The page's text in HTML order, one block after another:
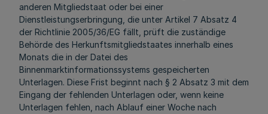
anderen Mitgliedstaat oder bei einer
Dienstleistungserbringung, die unter Artikel 7 Absatz 4
der Richtlinie 2005/36/EG fällt, prüft die zuständige
Behörde des Herkunftsmitgliedstaates innerhalb eines
Monats die in der Datei des
Binnenmarktinformationssystems gespeicherten
Unterlagen. Diese Frist beginnt nach § 2 Absatz 3 mit dem
Eingang der fehlenden Unterlagen oder, wenn keine
Unterlagen fehlen, nach Ablauf einer Woche nach